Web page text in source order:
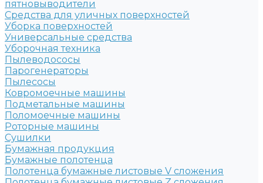
пятновыводители
Средства для уличных поверхностей
Уборка поверхностей
Универсальные средства
Уборочная техника
Пылеводососы
Парогенераторы
Пылесосы
Ковромоечные машины
Подметальные машины
Поломоечные машины
Роторные машины
Сушилки
Бумажная продукция
Бумажные полотенца
Полотенца бумажные листовые V сложения